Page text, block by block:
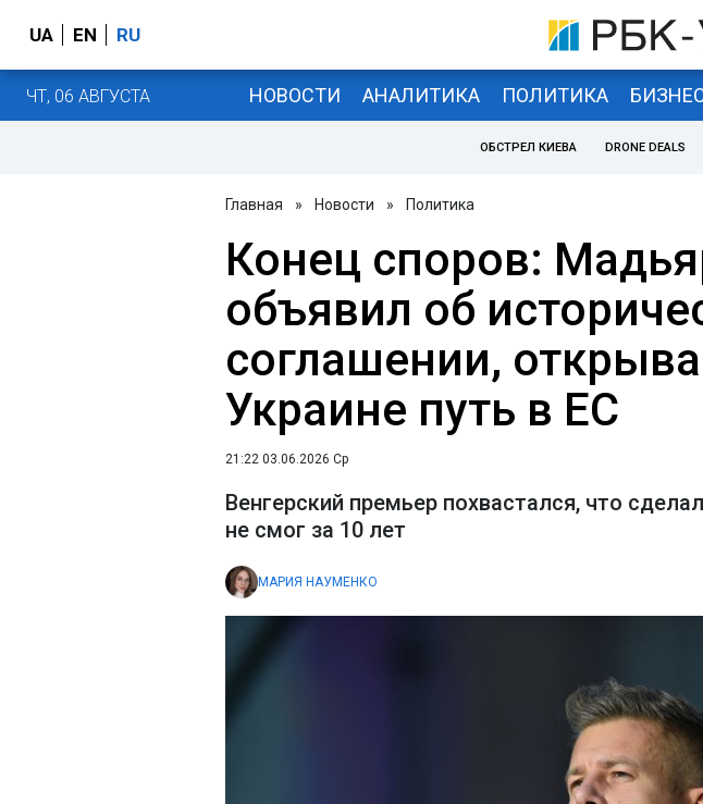
UA EN RU
ЧТ, 06 АВГУСТА НОВОСТИ АНАЛИТИКА ПОЛИТИКА
ОБСТРЕЛ КИЕВА DRONE DEALS
Главная » Новости » Политика
Конец споров:
объявил об
соглашении,
Украине путь в ЕС
21:22 03.06.2026 Ср
Венгерский премьер похвастался, что
не смог за 10 лет
МАРИЯ НАУМЕНКО